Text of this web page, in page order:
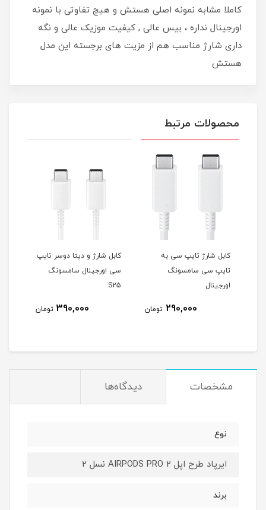
کاملا مشابه نمونه اصلی هستش و هیچ تفاوتی با نمونه
اورجینال نداره ، بیس عالی , کیفیت موزیک عالی و نگه
داری شارژ مناسب هم از مزیت های برجسته این مدل
هستش
محصولات مرتبط
کابل شارژ تایپ سی به
تایپ سی سامسونگ
اورجینال
290,000 تومان
کابل شارژ و دیتا دوسر تایپ
سی اورجینال سامسونگ
S25
390,000 تومان
مشخصات دیدگاه‌ها
نوع
ایرپاد طرح اپل AIRPODS PRO 2 نسل 2
برند